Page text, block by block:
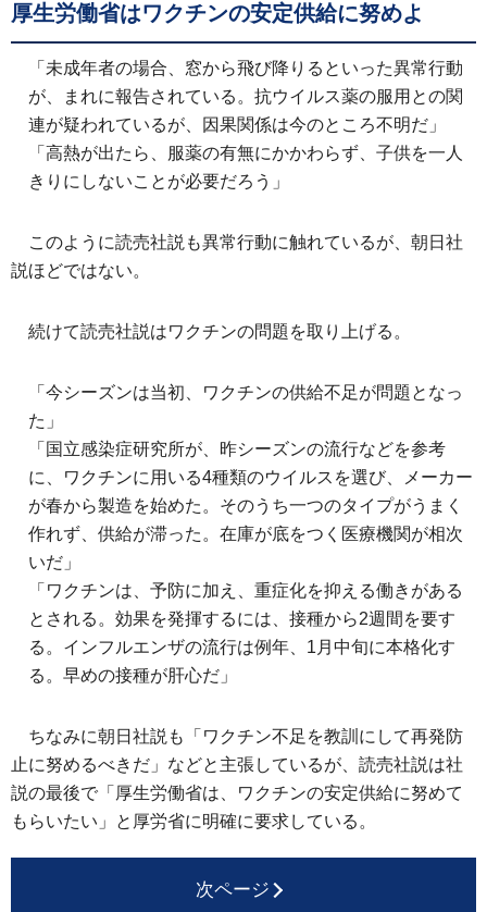
厚生労働省はワクチンの安定供給に努めよ
「未成年者の場合、窓から飛び降りるといった異常行動
が、まれに報告されている。抗ウイルス薬の服用との関
連が疑われているが、因果関係は今のところ不明だ」
「高熱が出たら、服薬の有無にかかわらず、子供を一人
きりにしないことが必要だろう」
このように読売社説も異常行動に触れているが、朝日社
説ほどではない。
続けて読売社説はワクチンの問題を取り上げる。
「今シーズンは当初、ワクチンの供給不足が問題となっ
た」
「国立感染症研究所が、昨シーズンの流行などを参考
に、ワクチンに用いる4種類のウイルスを選び、メーカー
が春から製造を始めた。そのうち一つのタイプがうまく
作れず、供給が滞った。在庫が底をつく医療機関が相次
いだ」
「ワクチンは、予防に加え、重症化を抑える働きがある
とされる。効果を発揮するには、接種から2週間を要す
る。インフルエンザの流行は例年、1月中旬に本格化す
る。早めの接種が肝心だ」
ちなみに朝日社説も「ワクチン不足を教訓にして再発防
止に努めるべきだ」などと主張しているが、読売社説は社
説の最後で「厚生労働省は、ワクチンの安定供給に努めて
もらいたい」と厚労省に明確に要求している。
次ページ